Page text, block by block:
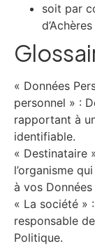
soit par
« Données
personnel » :
rapportant à
identifiable.
« Destinataire
l’organisme
à vos Données
« La société »
responsable
Politique.